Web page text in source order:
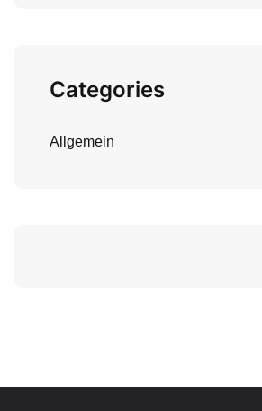
Categories
Allgemein